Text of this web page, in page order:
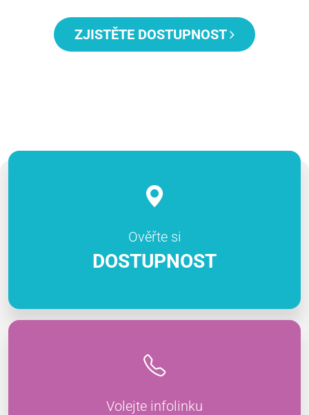
ZJISTĚTE DOSTUPNOST
Ověřte si
DOSTUPNOST
Volejte infolinku